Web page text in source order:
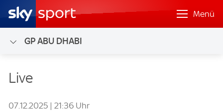
Menü
GP ABU DHABI
07.12.2025 | 21:36 Uhr